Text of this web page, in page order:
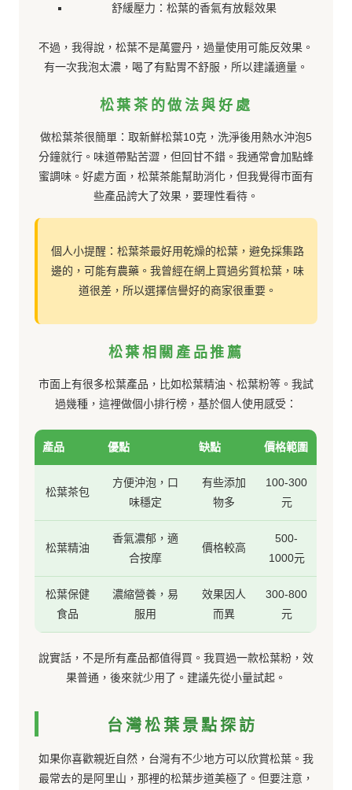
舒緩壓力：松葉的香氣有放鬆效果
不過，我得說，松葉不是萬靈丹，過量使用可能反效果。
有一次我泡太濃，喝了有點胃不舒服，所以建議適量。
松葉茶的做法與好處
做松葉茶很簡單：取新鮮松葉10克，洗淨後用熱水沖泡5
分鐘就行。味道帶點苦澀，但回甘不錯。我通常會加點蜂
蜜調味。好處方面，松葉茶能幫助消化，但我覺得市面有
些產品誇大了效果，要理性看待。
個人小提醒：松葉茶最好用乾燥的松葉，避免採集路
邊的，可能有農藥。我曾經在網上買過劣質松葉，味
道很差，所以選擇信譽好的商家很重要。
松葉相關產品推薦
市面上有很多松葉產品，比如松葉精油、松葉粉等。我試
過幾種，這裡做個小排行榜，基於個人使用感受：
產品 優點 缺點 價格範圍
松葉茶包
方便沖泡，口
味穩定
有些添加
物多
100-300
元
松葉精油
香氣濃郁，適
合按摩
價格較高
500-
1000元
松葉保健
食品
濃縮營養，易
服用
效果因人
而異
300-800
元
說實話，不是所有產品都值得買。我買過一款松葉粉，效
果普通，後來就少用了。建議先從小量試起。
台灣松葉景點探訪
如果你喜歡親近自然，台灣有不少地方可以欣賞松葉。我
最常去的是阿里山，那裡的松葉步道美極了。但要注意，